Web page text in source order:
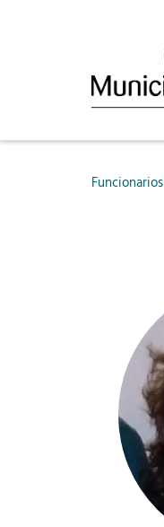
Funcionarios